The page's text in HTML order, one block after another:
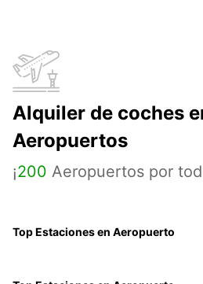
Alquiler de coches
Aeropuertos
¡200 Aeropuertos por
Top Estaciones en Aeropuerto